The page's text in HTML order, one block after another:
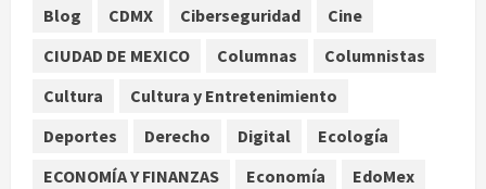
SMN pronostica lluvias intensas,
granizo y calor extremo para este 7
agosto 7, 2026
Internacional
Blog CDMX Ciberseguridad
Cine
CIUDAD DE MEXICO
Columnas
Columnistas
Cultura
Cultura y Entretenimiento
Deportes
Derecho Digital
Ecología
ECONOMÍA Y FINANZAS
Economía EdoMex